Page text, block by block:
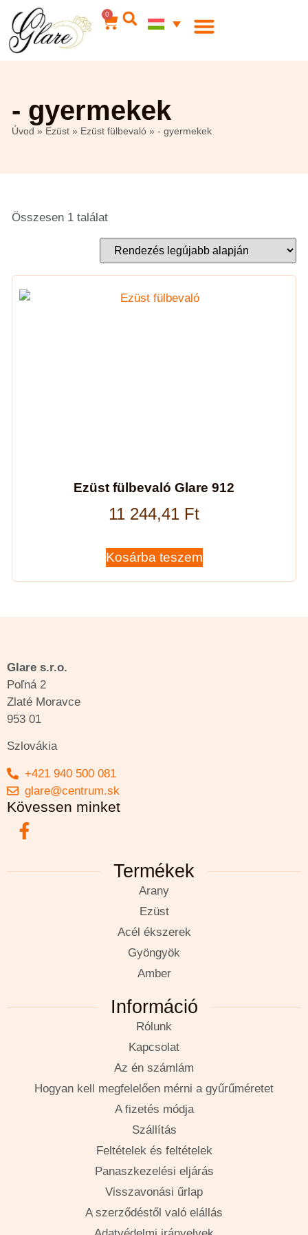
0
- gyermekek
Úvod » Ezüst » Ezüst fülbevaló » - gyermekek
Összesen 1 találat
Ezüst fülbevaló Glare 912
11 244,41 Ft
Kosárba teszem
Glare s.r.o.
Poľná 2
Zlaté Moravce
953 01
Szlovákia
+421 940 500 081
glare@centrum.sk
Kövessen minket
Termékek
Arany
Ezüst
Acél ékszerek
Gyöngyök
Amber
Információ
Rólunk
Kapcsolat
Az én számlám
Hogyan kell megfelelően mérni a gyűrűméretet
A fizetés módja
Szállítás
Feltételek és feltételek
Panaszkezelési eljárás
Visszavonási űrlap
A szerződéstől való elállás